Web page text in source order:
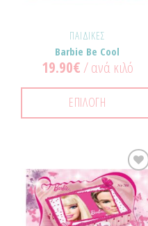
ΠΑΙΔΙΚΈΣ
Barbie Be Cool
19.90€/ ανά κιλό
ΕΠΙΛΟΓΉ
Προσθήκη
στα
Αγαπημένα!